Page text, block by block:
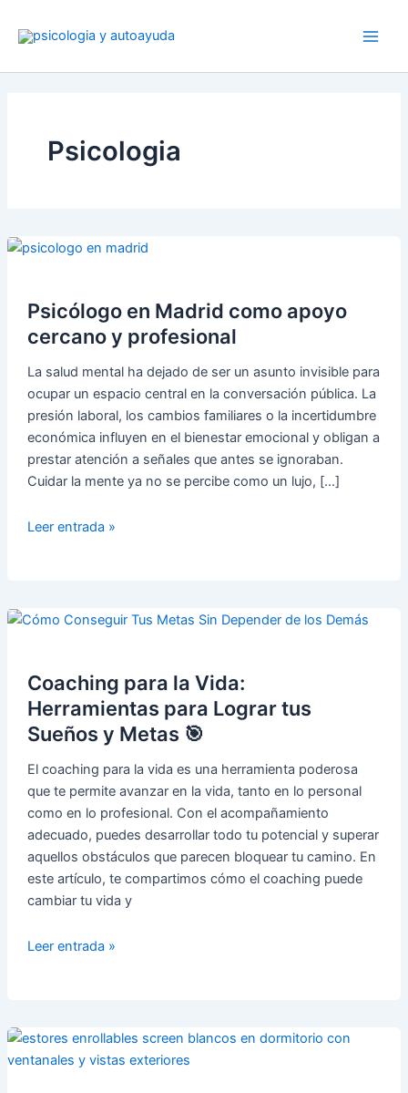
Psicologia
Psicólogo en Madrid como apoyo
cercano y profesional
La salud mental ha dejado de ser un asunto invisible para
ocupar un espacio central en la conversación pública. La
presión laboral, los cambios familiares o la incertidumbre
económica influyen en el bienestar emocional y obligan a
prestar atención a señales que antes se ignoraban.
Cuidar la mente ya no se percibe como un lujo, […]
Psicólogo
apoyo
profesional
Leer entrada »
Coaching para la Vida:
Herramientas para Lograr tus
Sueños y Metas 🎯
El coaching para la vida es una herramienta poderosa
que te permite avanzar en la vida, tanto en lo personal
como en lo profesional. Con el acompañamiento
adecuado, puedes desarrollar todo tu potencial y superar
aquellos obstáculos que parecen bloquear tu camino. En
este artículo, te compartimos cómo el coaching puede
cambiar tu vida y
Coaching
Herramientas
para
Leer entrada »